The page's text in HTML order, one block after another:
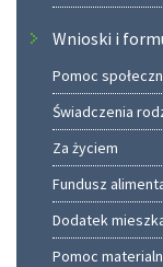
Wnioski i
Pomoc
Świadczenia
Za życiem
Fundusz
Dodatek
Pomoc